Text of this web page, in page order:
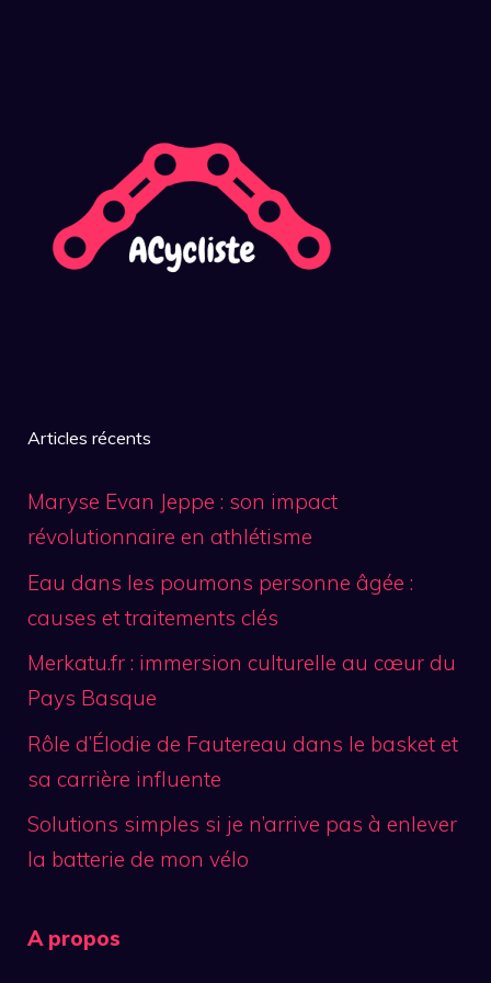
Articles récents
Maryse Evan Jeppe : son impact
révolutionnaire en athlétisme
Eau dans les poumons personne âgée :
causes et traitements clés
Merkatu.fr : immersion culturelle au cœur du
Pays Basque
Rôle d’Élodie de Fautereau dans le basket et
sa carrière influente
Solutions simples si je n’arrive pas à enlever
la batterie de mon vélo
A propos